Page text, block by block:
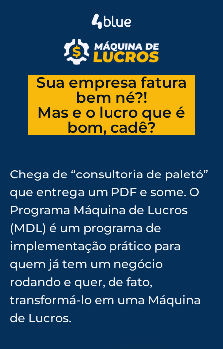
Sua empresa fatura
bem né?!
Mas e o lucro que é
bom, cadê?
Chega de “consultoria de paletó”
que entrega um PDF e some. O
Programa Máquina de Lucros
(MDL) é um programa de
implementação prático para
quem já tem um negócio
rodando e quer, de fato,
transformá-lo em uma Máquina
de Lucros.